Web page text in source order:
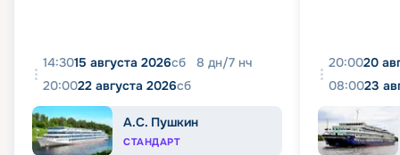
14:3015 августа 2026сб 8 дн/7 нч
20:0022 августа 2026сб
А.С. Пушкин
СТАНДАРТ
20:0020
08:0023